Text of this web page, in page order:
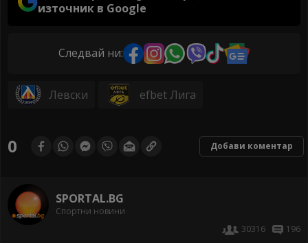
източник в Google
Следвай ни:
Левски efbet Лига
0 Добави коментар
SPORTAL.BG
Спортни новини
30316
196